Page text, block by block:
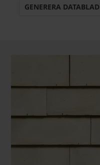
GENERERA DATABLAD